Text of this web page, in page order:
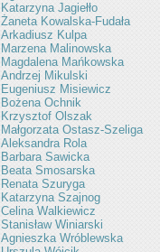
Katarzyna Jagiełło
Żaneta Kowalska-Fudała
Arkadiusz Kulpa
Marzena Malinowska
Magdalena Mańkowska
Andrzej Mikulski
Eugeniusz Misiewicz
Bożena Ochnik
Krzysztof Olszak
Małgorzata Ostasz-Szeliga
Aleksandra Rola
Barbara Sawicka
Beata Smosarska
Renata Szuryga
Katarzyna Szajnog
Celina Walkiewicz
Stanisław Winiarski
Agnieszka Wróblewska